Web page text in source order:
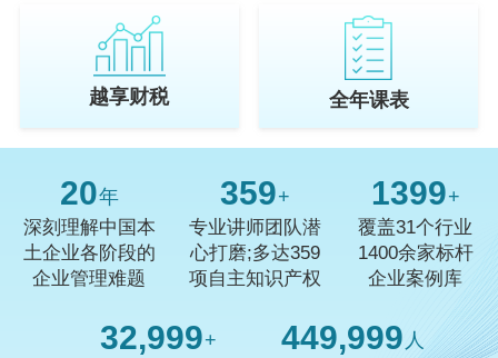
越享财税 全年课表
20年
深刻理解中国本
土企业各阶段的
企业管理难题
359+
专业讲师团队潜
心打磨;多达359
项自主知识产权
1400+
覆盖31个行业
1400余家标杆
企业案例库
33,000+ 450,000 人